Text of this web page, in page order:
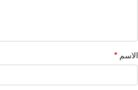
الاسم *